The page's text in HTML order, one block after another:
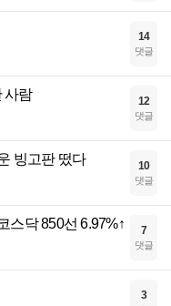
14
댓글
사람 12
댓글
빙고판 떴다 10
댓글
스닥 850선 6.97%↑ 7
댓글
3